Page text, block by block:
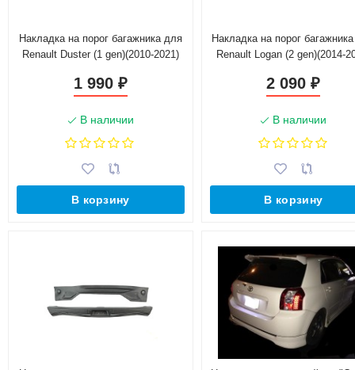
Накладка на порог багажника для
Renault Duster (1 gen)(2010-2021)
1 990 ₽
В наличии
В корзину
Накладка на порог
Renault Logan (2 gen)(2014-
2 090₽
В наличии
В корзину